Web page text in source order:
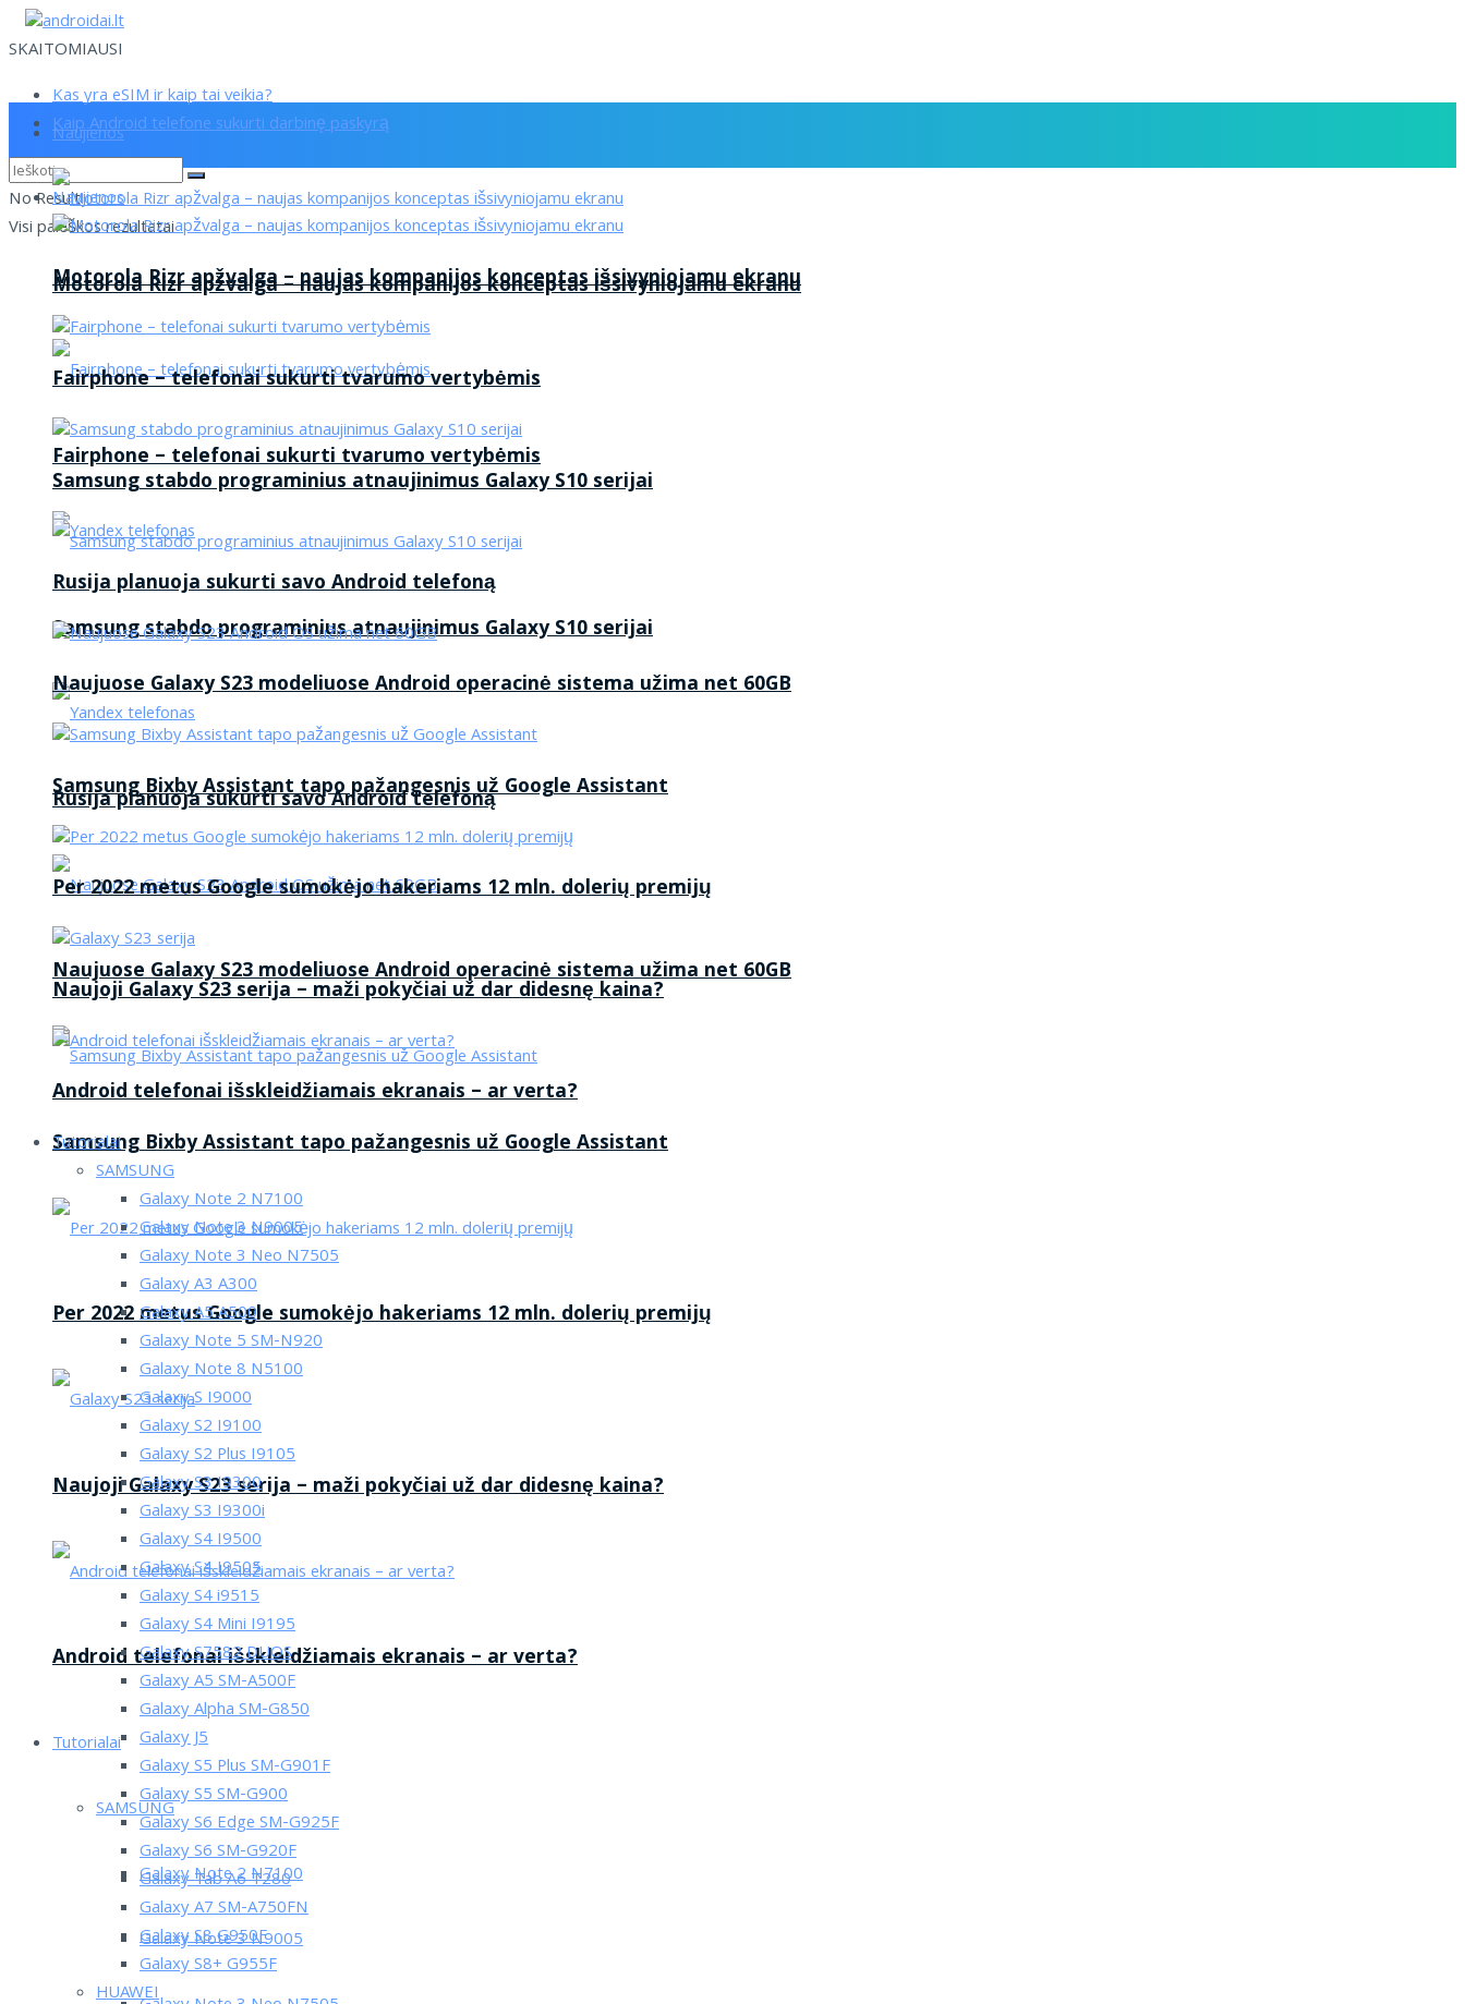
SKAITOMIAUSI
Kas yra eSIM ir kaip tai veikia?
Kaip Android telefone sukurti darbinę paskyrą
No Result
Visi paieškos rezultatai
Naujienos
Motorola Rizr apžvalga – naujas kompanijos konceptas išsivyniojamu ekranu
Fairphone – telefonai sukurti tvarumo vertybėmis
Samsung stabdo programinius atnaujinimus Galaxy S10 serijai
Rusija planuoja sukurti savo Android telefoną
Naujuose Galaxy S23 modeliuose Android operacinė sistema užima net 60GB
Samsung Bixby Assistant tapo pažangesnis už Google Assistant
Per 2022 metus Google sumokėjo hakeriams 12 mln. dolerių premijų
Naujoji Galaxy S23 serija – maži pokyčiai už dar didesnę kaina?
Android telefonai išskleidžiamais ekranais – ar verta?
Tutorialai
SAMSUNG
Galaxy Note 2 N7100
Galaxy Note 3 N9005
Naujienos
Motorola Rizr apžvalga – naujas kompanijos konceptas išsivyniojamu ekranu
Fairphone – telefonai sukurti tvarumo vertybėmis
Samsung stabdo programinius atnaujinimus Galaxy S10 serijai
Rusija planuoja sukurti savo Android telefoną
Naujuose Galaxy S23 modeliuose Android operacinė sistema užima net 60GB
Samsung Bixby Assistant tapo pažangesnis už Google Assistant
Per 2022 metus Google sumokėjo hakeriams 12 mln. dolerių premijų
Naujoji Galaxy S23 serija – maži pokyčiai už dar didesnę kaina?
Android telefonai išskleidžiamais ekranais – ar verta?
Tutorialai
SAMSUNG
Galaxy Note 2 N7100
Galaxy Note 3 N9005
Galaxy Note 3 Neo N7505
Galaxy A3 A300
Galaxy A5 A500
Galaxy Note 5 SM-N920
Galaxy Note 8 N5100
Galaxy S I9000
Galaxy S2 I9100
Galaxy S2 Plus I9105
Galaxy S3 I9300
Galaxy S3 I9300i
Galaxy S4 I9500
Galaxy S4 I9505
Galaxy S4 i9515
Galaxy S4 Mini I9195
Galaxy S7582 DUOS
Galaxy A5 SM-A500F
Galaxy Alpha SM-G850
Galaxy J5
Galaxy S5 Plus SM-G901F
Galaxy S5 SM-G900
Galaxy S6 Edge SM-G925F
Galaxy S6 SM-G920F
Galaxy Tab A6 T280
Galaxy A7 SM-A750FN
Galaxy S8 G950F
Galaxy S8+ G955F
HUAWEI